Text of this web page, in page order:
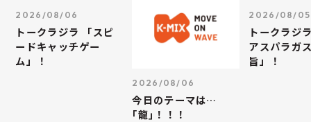
2026/08/06
トークラジラ 「スピ
ードキャッチゲー
ム」！
2026/08/06
今日のテーマは…
｢龍｣！！！
2026/08/05
トークラジ
アスパラガ
旨」！